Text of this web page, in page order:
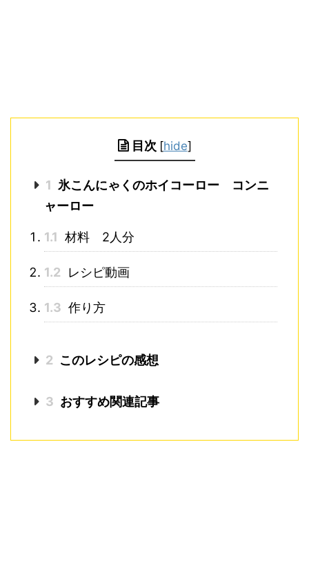
目次 [hide]
1 氷こんにゃくのホイコーロー コンニ
ャーロー
1.1 材料 2人分
1.2 レシピ動画
1.3 作り方
2 このレシピの感想
3 おすすめ関連記事